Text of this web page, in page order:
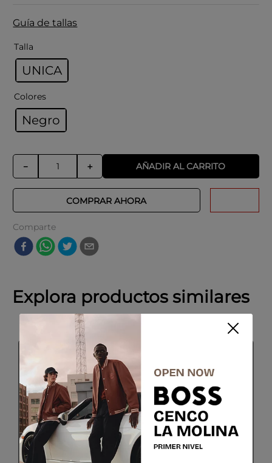
Guía de tallas
Talla
UNICA
Colores
Negro
＋
－ AÑADIR AL CARRITO
COMPRAR AHORA
Comparte
Explora productos similares
ADOLFO DOMINGUEZ